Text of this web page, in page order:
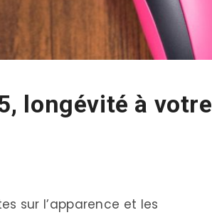
longévité à votre
sur l’apparence et les